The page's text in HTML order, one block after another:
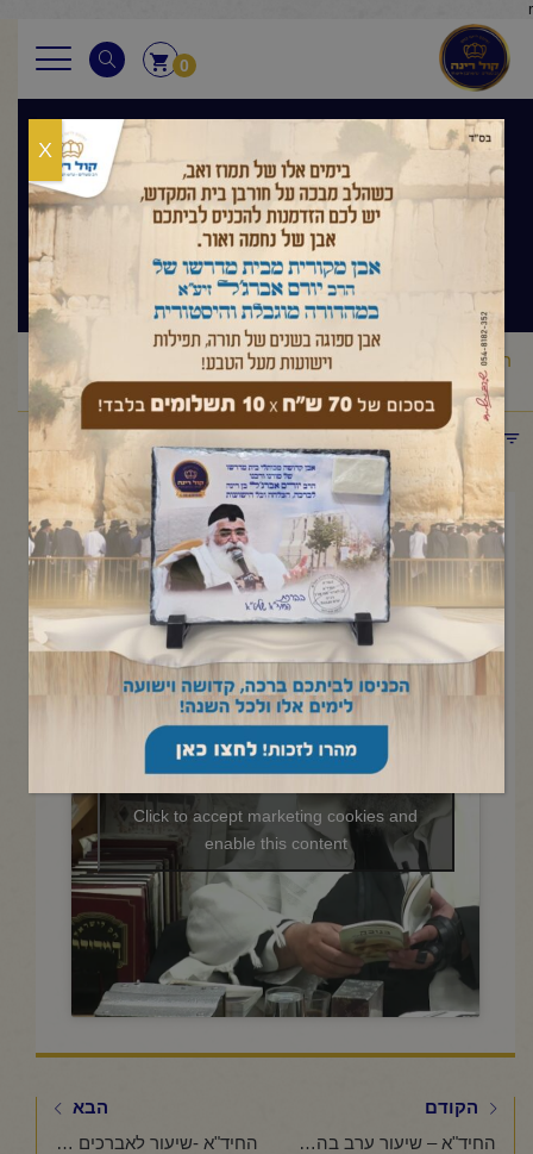
r
0
בגובה העיניים
הלכה ותניא יומי
ראשי בגובה העיניים הלכה ותניא יומי
החיד"א
– תניא יומי ובגובה העיניים-י"א שבט תשפ"ו
תפריט קטגוריות
החיד"א – תניא יומי ובגובה
העיניים-י"א שבט תשפ"ו
ינואר 29, 2026
Click to accept marketing cookies and
enable this content
הקודם
החיד"א – שיעור ערב בהלכה ובאגדה-אור לי"א שבט תשפ"ו
הבא
החיד"א -שיעור לאברכים בפרשת "בשלח"-י"א שבט תשפ"ו
X